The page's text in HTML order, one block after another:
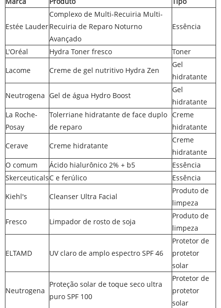
Estée Lauder
Complexo de Multi-Recuiria Multi-
Recuiria de Reparo Noturno
Avançado
Essência
L'Oréal Hydra Toner fresco
Toner
Lacome
Creme de gel nutritivo Hydra Zen
Gel
hidratante
Neutrogena Gel de água Hydro Boost
Gel
hidratante
La Roche-
Posay
Tolerriane hidratante de face duplo
de reparo
Creme
hidratante
Cerave
Creme hidratante
Creme
hidratante
O comum
Ácido hialurônico 2% + b5
Essência
SkerceuticalsC e ferúlico
Essência
Kiehl's
Cleanser Ultra Facial
Produto de
limpeza
Fresco
Limpador de rosto de soja
Produto de
limpeza
ELTAMD UV claro de amplo espectro SPF 46
Protetor de
protetor
solar
Neutrogena
Proteção solar de toque seco ultra
puro SPF 100
Protetor de
protetor
solar